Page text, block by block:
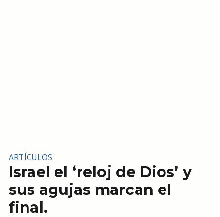
ARTÍCULOS
Israel el ‘reloj de Dios’ y
sus agujas marcan el
final.